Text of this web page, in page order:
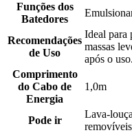
Funções dos
Batedores
Recomendações
de Uso
Ideal para
massas
após o uso.
Comprimento
do Cabo de
Energia
1,0m
Pode ir
Lava-